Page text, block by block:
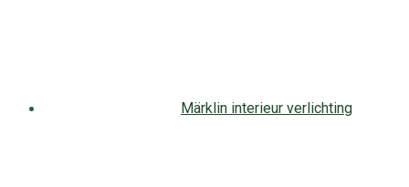
Märklin interieur verlichting